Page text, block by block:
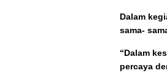
Dalam
sama-
“Dalam
percaya